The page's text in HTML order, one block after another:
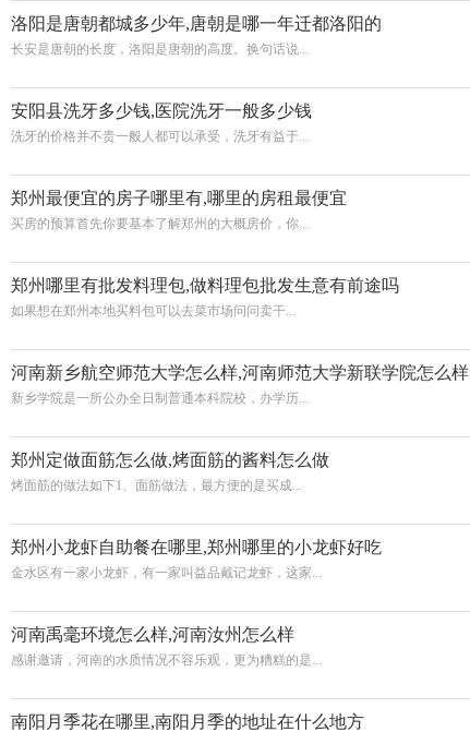
洛阳是唐朝都城多少年,唐朝是哪一年迁都洛阳的
长安是唐朝的长度，洛阳是唐朝的高度。换句话说...
安阳县洗牙多少钱,医院洗牙一般多少钱
洗牙的价格并不贵一般人都可以承受，洗牙有益于...
郑州最便宜的房子哪里有,哪里的房租最便宜
买房的预算首先你要基本了解郑州的大概房价，你...
郑州哪里有批发料理包,做料理包批发生意有前途吗
如果想在郑州本地买料包可以去菜市场问问卖干...
河南新乡航空师范大学怎么样,河南师范大学新联学院怎么样
新乡学院是一所公办全日制普通本科院校，办学历...
郑州定做面筋怎么做,烤面筋的酱料怎么做
烤面筋的做法如下1、面筋做法，最方便的是买成...
郑州小龙虾自助餐在哪里,郑州哪里的小龙虾好吃
金水区有一家小龙虾，有一家叫益品戴记龙虾，这家...
河南禹毫环境怎么样,河南汝州怎么样
感谢邀请，河南的水质情况不容乐观，更为糟糕的是...
南阳月季花在哪里,南阳月季的地址在什么地方